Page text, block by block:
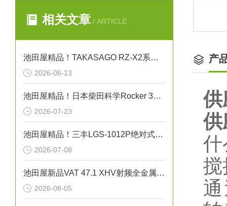
相关文章 / ARTICLE
池田屋精品！TAKASAGO RZ-X2系列双向直流电源 RZ-X2-10K 参数介绍
2026-06-13
池田屋精品！日本柴田科学Rocker 300C耐腐蚀干式真空泵
2026-07-23
池田屋精品！三丰LGS-1012P绝对式线性测量头技术参数
2026-07-08
池田屋新品VAT 47.1 XHV射频全金属闸阀47146-CE44正式发布
2026-08-05
产
供
供
什
搅